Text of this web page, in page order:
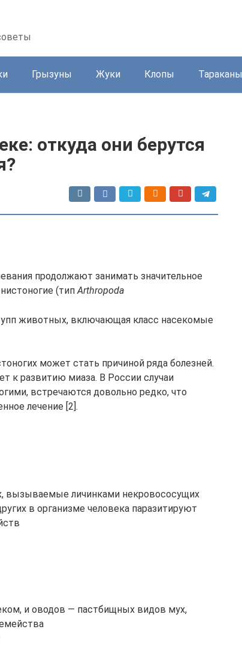
Грызуны Жуки Клопы Тараканы
откуда они берутся
продолжают занимать значительное
(типArthropoda
животных, включающая класс насекомые
может стать причиной ряда болезней.
к развитию миаза. В России случаи
встречаются довольно редко, что
лечение [2].
вызываемые личинками некровососущих
в организме человека паразитируют
и оводов — пастбищных видов мух,